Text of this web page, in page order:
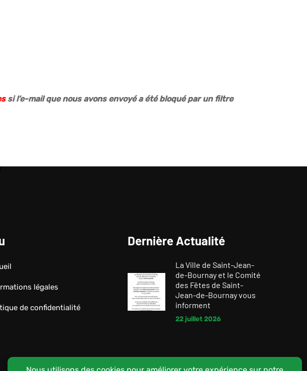
si l’e-mail que nous avons envoyé a été bloqué par un filtre
légales
de confidentialité
Dernière Actualité
La Ville de Saint-Jean-
de-Bournay et le Comité
des Fêtes de Saint-
Jean-de-Bournay vous
informent
22 juillet 2026